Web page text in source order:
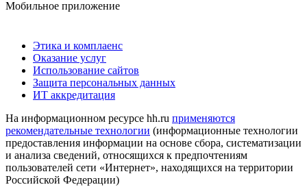
Мобильное приложение
Этика и комплаенс
Оказание услуг
Использование сайтов
Защита персональных данных
ИТ аккредитация
На информационном ресурсе hh.ru применяются
рекомендательные технологии (информационные технологии
предоставления информации на основе сбора, систематизации
и анализа сведений, относящихся к предпочтениям
пользователей сети «Интернет», находящихся на территории
Российской Федерации)